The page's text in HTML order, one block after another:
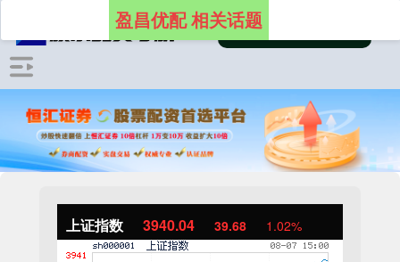
上证指数 3940.04 39.68 1.02%
盈昌优配 相关话题